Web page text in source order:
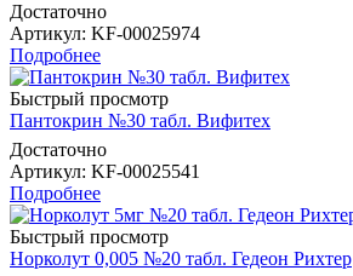
Достаточно
Артикул: KF-00025974
Подробнее
Быстрый просмотр
Пантокрин №30 табл. Вифитех
Достаточно
Артикул: KF-00025541
Подробнее
Быстрый просмотр
Норколут 0,005 №20 табл. Гедеон Рихтер